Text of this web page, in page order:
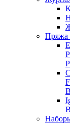
Пряжа